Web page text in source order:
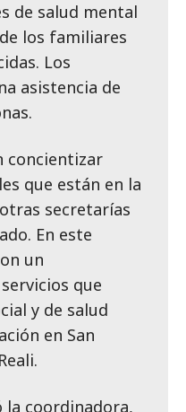
de salud mental
los familiares
Los
asistencia de
concientizar
que están en la
secretarías
En este
un
que
y de salud
en San
la coordinadora,